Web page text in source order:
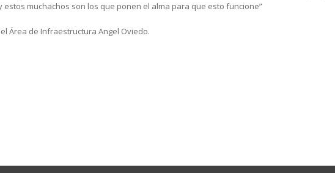
muchachos son los que ponen el alma para que esto funcione”
Área de Infraestructura Angel Oviedo.